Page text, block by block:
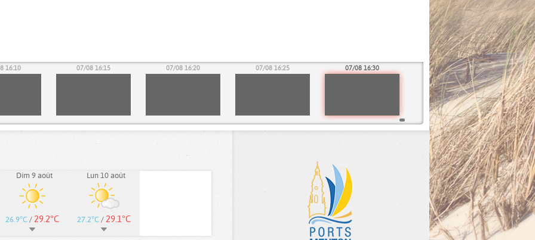
16:10 07/08 16:15 07/08 16:20 07/08 16:25 07/08 16:30
Dim 9 août
26.9°C / 29.2°C
Lun 10 août
27.2°C / 29.1°C